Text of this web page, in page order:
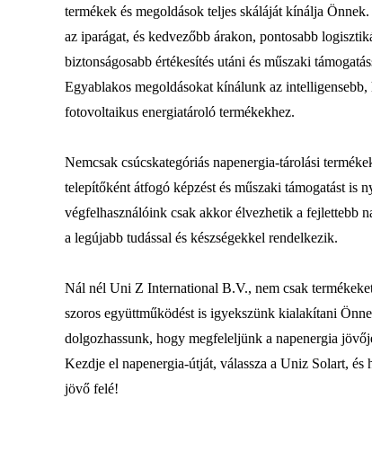
termékek és megoldások teljes skáláját kínálja
az iparágat, és kedvezőbb árakon, pontosabb
biztonságosabb értékesítés utáni és műszaki
Egyablakos megoldásokat kínálunk az
fotovoltaikus energiatároló termékekhez.
Nemcsak csúcskategóriás napenergia-tárolási
telepítőként átfogó képzést és műszaki támogatást is
végfelhasználóink ​​csak akkor élvezhetik a fejlettebb
a legújabb tudással és készségekkel rendelkezik.
Nál nél Uni Z International B.V., nem csak
szoros együttműködést is igyekszünk kialakítani
dolgozhassunk, hogy megfeleljünk a napenergia
Kezdje el napenergia-útját, válassza a Uniz Solart,
jövő felé!